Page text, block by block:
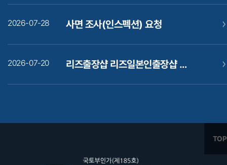
2026-07-28 사면 조사(인스펙션) 요청
2026-07-20 리즈출장샵 리즈일본인출장샵 바로가기